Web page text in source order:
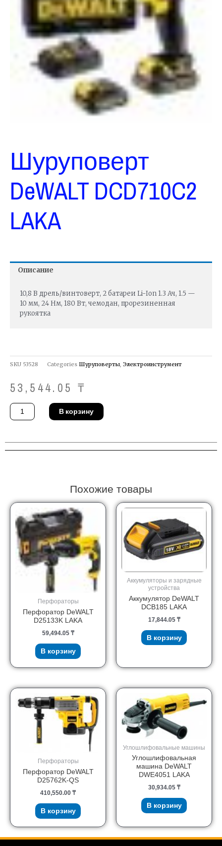
Шуруповерт
DeWALT DCD710C2
LAKA
Описание
10,8 В дрель/винтоверт, 2 батареи Li-Ion 1.3 Ач, 1.5 —
10 мм, 24 Нм, 180 Вт, чемодан, прорезиненная
рукоятка
SKU 53528 Categories Шуруповерты, Электроинструмент
53,544.05 ₸
Количество
товара
Шуруповерт
В корзину
Похожие товары
Перфораторы
Перфоратор DeWALT
D25133K LAKA
59,494.05 ₸
В корзину
Аккумуляторы и зарядные
устройства
Аккумулятор DeWALT
DCB185 LAKA
17,844.05 ₸
В корзину
Перфораторы
Перфоратор DeWALT
D25762K-QS
410,550.00 ₸
В корзину
Углошлифовальные машины
Углошлифовальная
машина DeWALT
DWE4051 LAKA
30,934.05 ₸
В корзину